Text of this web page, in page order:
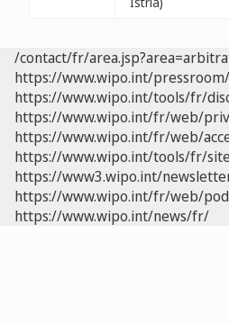
/contact/fr/
https://www.wipo.int/
https://www.wipo.int/tools/fr/
https://www.wipo.int/fr/web/
https://www.wipo.int/fr/web/
https://www.wipo.int/tools/fr/
https://www3.wipo.int/
https://www.wipo.int/fr/web/
https://www.wipo.int/news/fr/